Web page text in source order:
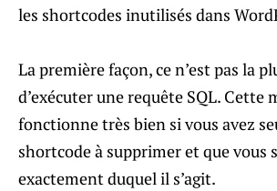
les shortcodes inutilisés dans
La première façon, ce n’est pas la
d’exécuter une requête SQL. Cette
fonctionne très bien si vous avez
shortcode à supprimer et que vous
exactement duquel il s’agit.